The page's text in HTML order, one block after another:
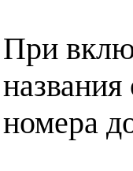
При
номера